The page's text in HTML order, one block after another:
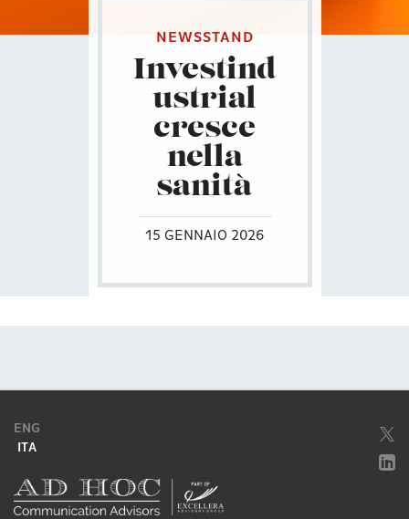
NEWSSTAND
Investind
ustrial
cresce
nella
sanità
15 GENNAIO 2026
ENG
ITA